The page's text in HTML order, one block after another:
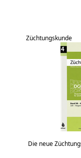
Züchtungskunde
Die neue